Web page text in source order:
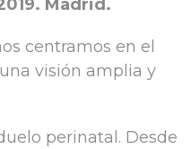
Madrid.
centramos en el
visión amplia y
perinatal. Desde